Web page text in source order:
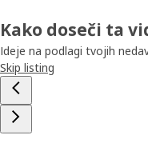
Kako doseči ta
Ideje na podlagi tvojih
Skip listing